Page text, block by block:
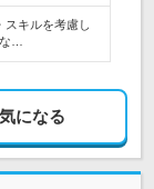
キルを考慮し
…
気になる